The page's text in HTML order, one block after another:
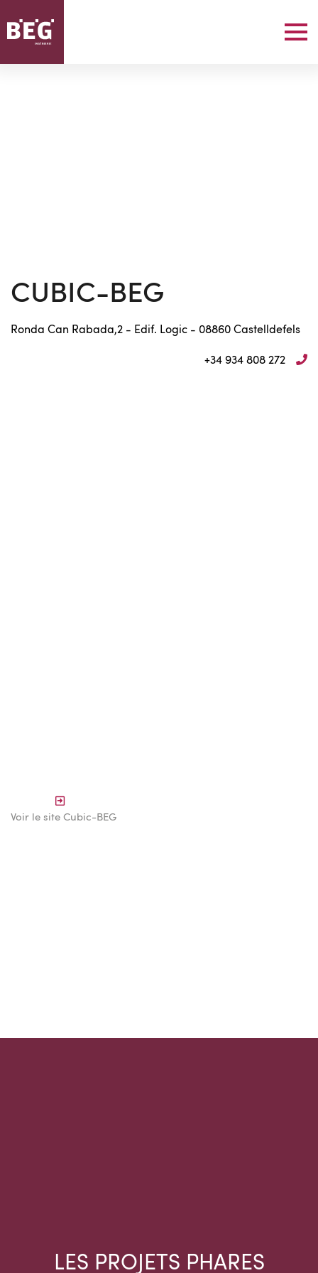
CUBIC-BEG
Ronda Can Rabada,2 - Edif. Logic - 08860 Castelldefels
+34 934 808 272
Voir le site Cubic-BEG
LES PROJETS PHARES